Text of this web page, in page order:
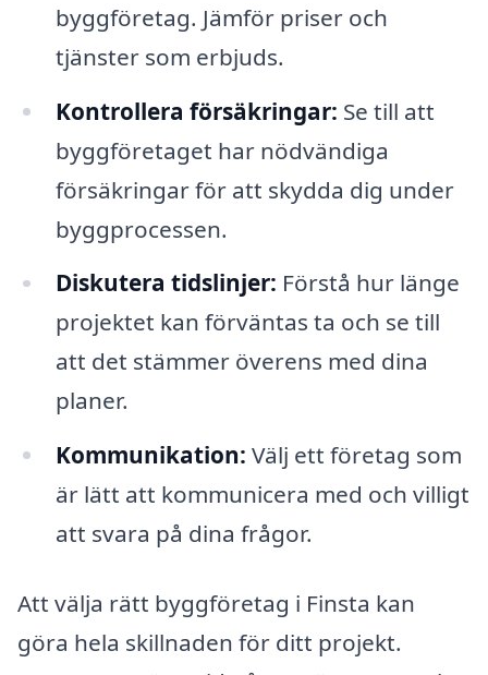
byggföretag. Jämför priser och
tjänster som erbjuds.
Kontrollera försäkringar: Se till att
byggföretaget har nödvändiga
försäkringar för att skydda dig under
byggprocessen.
Diskutera tidslinjer: Förstå hur länge
projektet kan förväntas ta och se till
att det stämmer överens med dina
planer.
Kommunikation: Välj ett företag som
är lätt att kommunicera med och villigt
att svara på dina frågor.
Att välja rätt byggföretag i Finsta kan
göra hela skillnaden för ditt projekt.